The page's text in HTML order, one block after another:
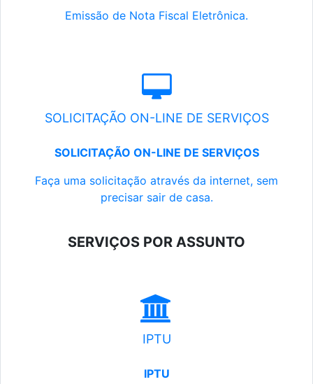
Emissão de Nota Fiscal Eletrônica.
SOLICITAÇÃO ON-LINE DE SERVIÇOS
SOLICITAÇÃO ON-LINE DE SERVIÇOS
Faça uma solicitação através da internet, sem
precisar sair de casa.
SERVIÇOS POR ASSUNTO
IPTU
IPTU